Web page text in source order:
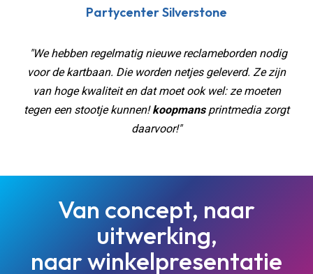
Partycenter Silverstone
"We hebben regelmatig nieuwe reclameborden nodig
voor de kartbaan. Die worden netjes geleverd. Ze zijn
van hoge kwaliteit en dat moet ook wel: ze moeten
tegen een stootje kunnen!koopmansprintmedia zorgt
daarvoor!"
Van concept, naar
uitwerking,
naar winkelpresentatie